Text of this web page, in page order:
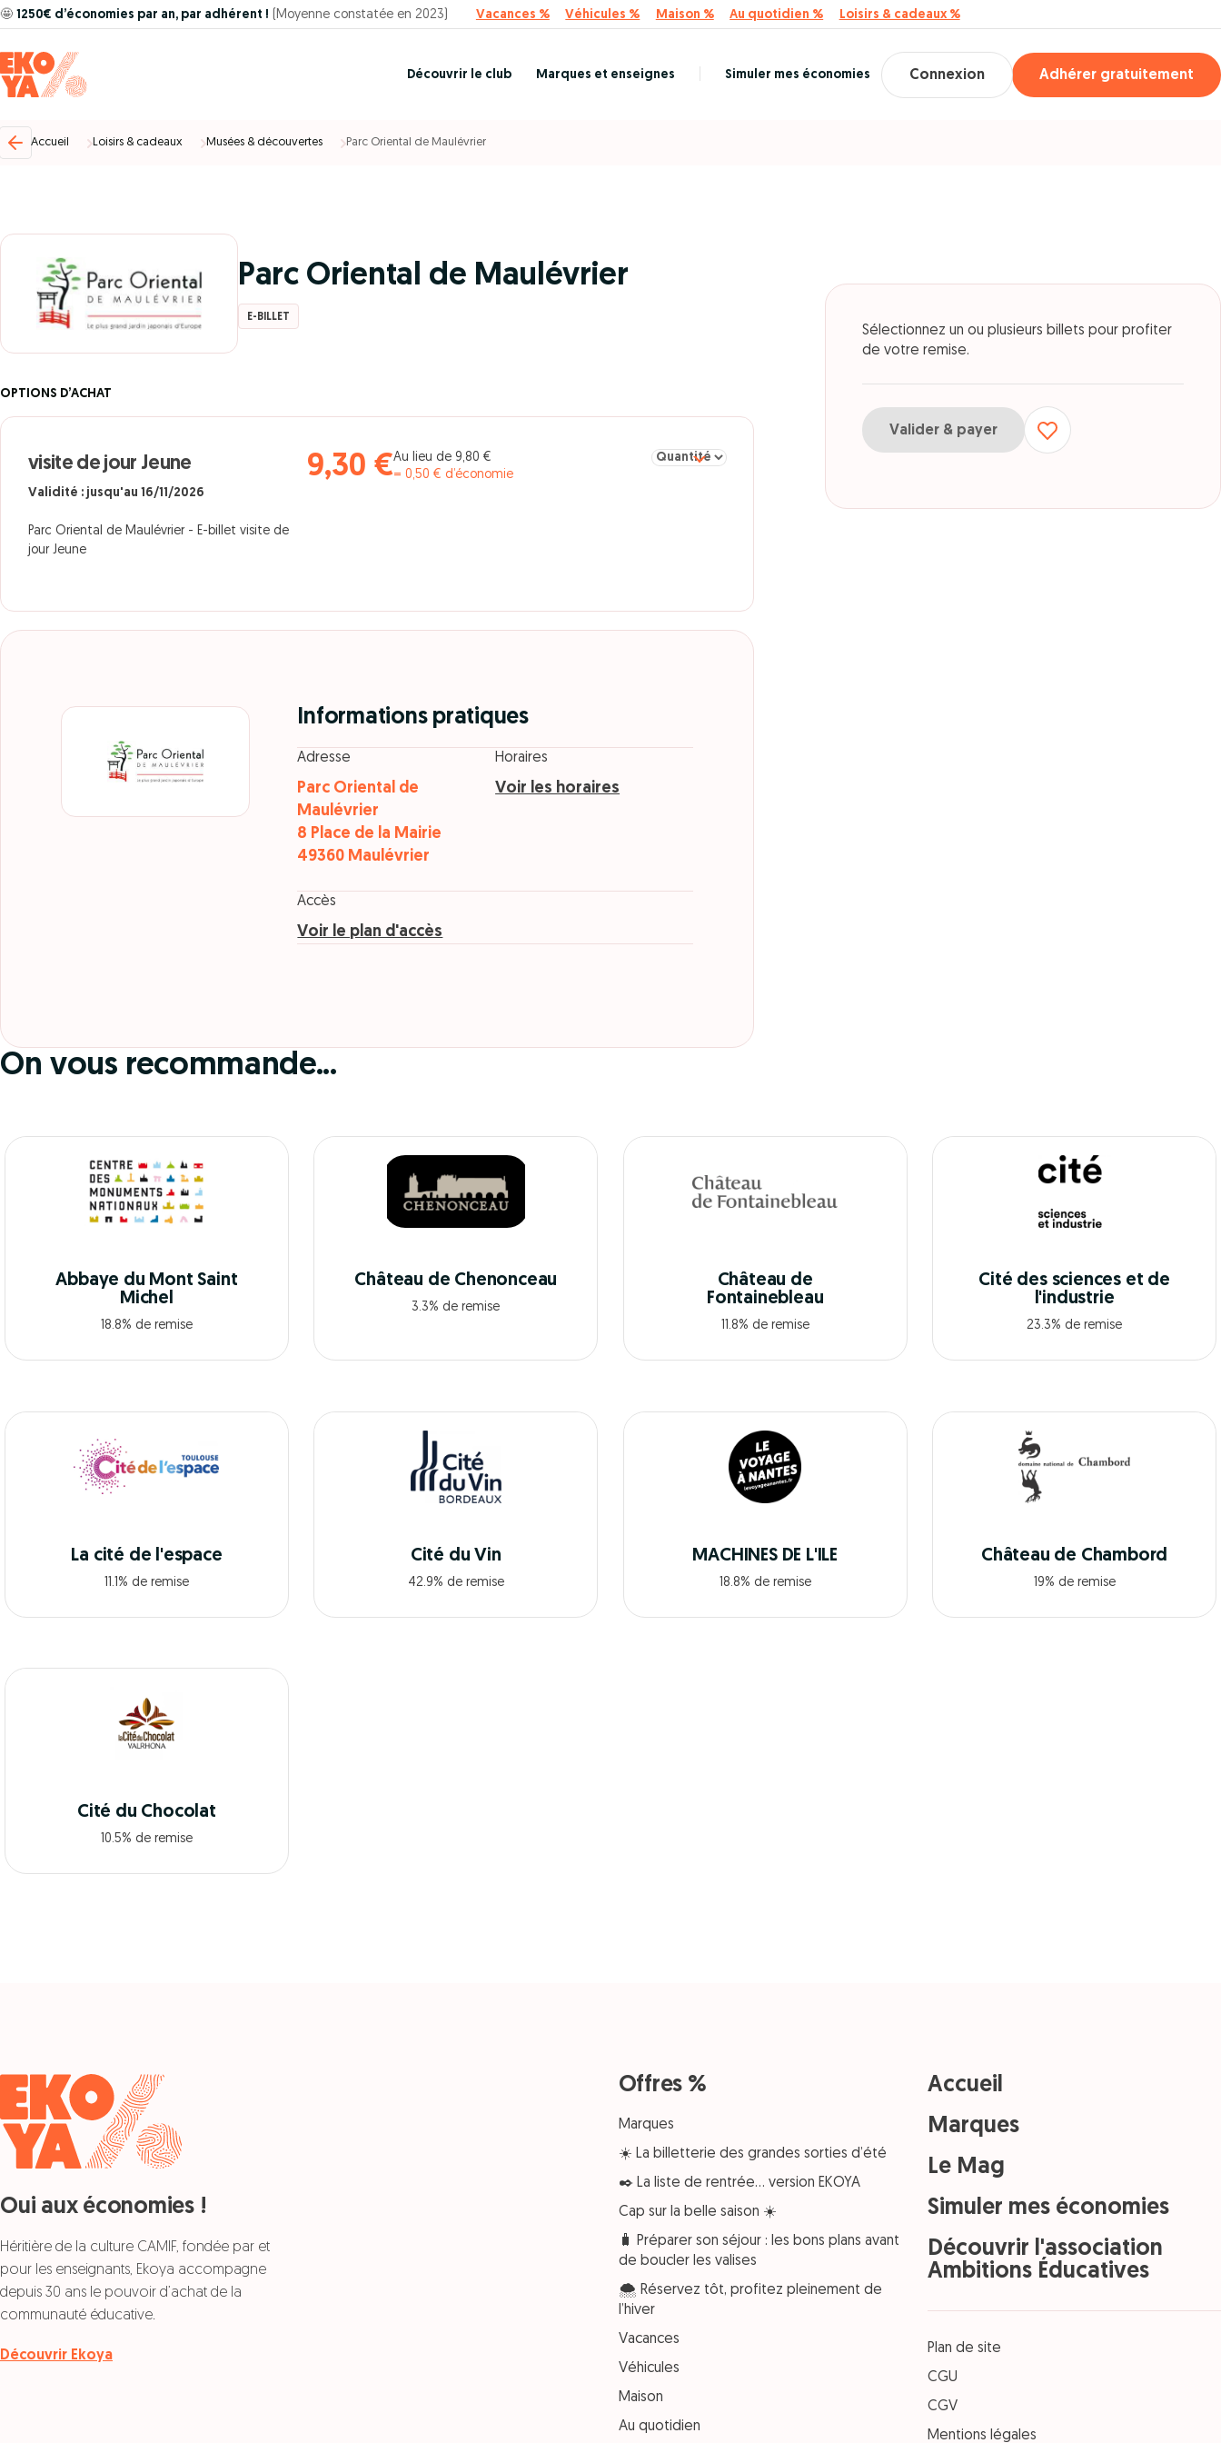
🤩 1250€ d’économies par an, par adhérent ! (Moyenne constatée en 2023) Vacances % Véhicules % Maison % Au quotidien % Loisirs & cadeaux %
Découvrir le club Marques et enseignes Simuler mes économies Connexion Adhérer gratuitement
Accueil Loisirs & cadeaux Musées & découvertes Parc Oriental de Maulévrier
Parc Oriental de Maulévrier
E-BILLET
OPTIONS D’ACHAT
visite de jour Jeune
Validité : jusqu'au 16/11/2026
Parc Oriental de Maulévrier - E-billet visite de
jour Jeune
9,30 €Au lieu de 9,80 €
= 0,50 € d’économie
Sélectionner la quantité pour visite de jour Jeune
Informations pratiques
Adresse
Parc Oriental de
Maulévrier
8 Place de la Mairie
49360 Maulévrier
Horaires
Voir les horaires
Accès
Voir le plan d'accès
Sélectionnez un ou plusieurs billets pour profiter
de votre remise.
Valider & payer
On vous recommande...
Abbaye du Mont Saint
Michel
18.8% de remise
Château de Chenonceau
3.3% de remise
Château de
Fontainebleau
11.8% de remise
Cité des sciences et de
l'industrie
23.3% de remise
La cité de l'espace
11.1% de remise
Cité du Vin
42.9% de remise
MACHINES DE L'ILE
18.8% de remise
Château de Chambord
19% de remise
Cité du Chocolat
10.5% de remise
Oui aux économies !
Héritière de la culture CAMIF, fondée par et
pour les enseignants, Ekoya accompagne
depuis 30 ans le pouvoir d’achat de la
communauté éducative.
Découvrir Ekoya
Offres %
Marques
☀️ La billetterie des grandes sorties d’été
✒️ La liste de rentrée… version EKOYA
Cap sur la belle saison ☀️
🧳 Préparer son séjour : les bons plans avant
de boucler les valises
🌨️ Réservez tôt, profitez pleinement de
l’hiver
Vacances
Véhicules
Maison
Au quotidien
Accueil
Marques
Le Mag
Simuler mes économies
Découvrir l'association
Ambitions Éducatives
Plan de site
CGU
CGV
Mentions légales